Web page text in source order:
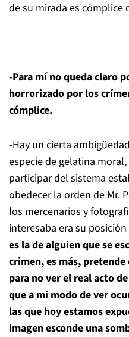
de su mirada es cómplice
-Para mí no queda claro
horrorizado por los
cómplice.
-Hay un cierta
especie de gelatina
participar del sistema
obedecer la orden de Mr.
los mercenarios y
interesaba era su
es la de alguien que se
crimen, es más,
para no ver el real acto
que a mi modo de ver
las que hoy estamos
imagen esconde una